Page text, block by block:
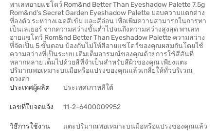
พาเลทอายแชโดว์ Rom&nd Better Than Eyeshadow Palette 7.5g
Rom&nd's Secret Garden Eyeshadow Palette มอบความแตกต่าง
ที่ลงตัว ระหว่างเฉดสีเข้ม และสีอ่อน เพื่อเพิ่มความสามารถในการทา
เป็นเลเยอร์ จากความสว่างขั้นต่ำไปจนถึงความสว่างสูงสุด พาเลท
อายแชโดว์ Rom&nd Better Than Eyeshadow Palette ความสว่าง
ที่จัดเป็น 5 ขั้นตอน ป้องกันไม่ให้สีอายแชโดว์ของคุณผสมกันโดยใช้
ความสว่างที่เป็นระบบ เติมเต็มอารมณ์ของคุณด้วยการใช้สีสันที่
หลากหลาย เต็มไปด้วยสีที่จำเป็นสำหรับสีผิวของคุณ เพียงแตะ
ปริมาณพอเหมาะบนมือหรือแปรงของคุณแล้วเกลี่ยให้ทั่วบริเวณ
ดวงตา
ประเทศผู้ผลิต
ประเทศเกาหลีใต้
เลขที่ใบจดแจ้ง 11-2-6400009952
วิธีการใช้งาน
แตะปริมาณพอเหมาะบนมือหรือแปรงของคุณแล้ว